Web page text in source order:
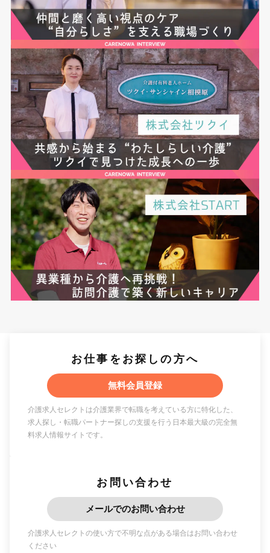
お仕事をお探しの方へ
無料会員登録
介護求人セレクトは介護業界で転職を考えている方に特化した、
求人探し・転職パートナー探しの支援を行う日本最大級の完全無
料求人情報サイトです。
お問い合わせ
メールでのお問い合わせ
介護求人セレクトの使い方で不明な点がある場合はお問い合わせ
ください